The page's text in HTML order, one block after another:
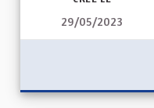
29/05/2023